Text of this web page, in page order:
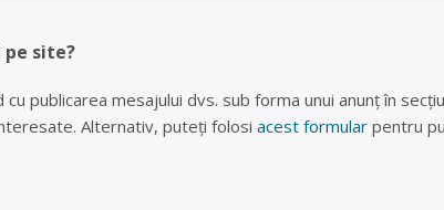
site?
publicarea mesajului dvs. sub forma unui anunț în
Alternativ, puteți folosi acest formular pentru